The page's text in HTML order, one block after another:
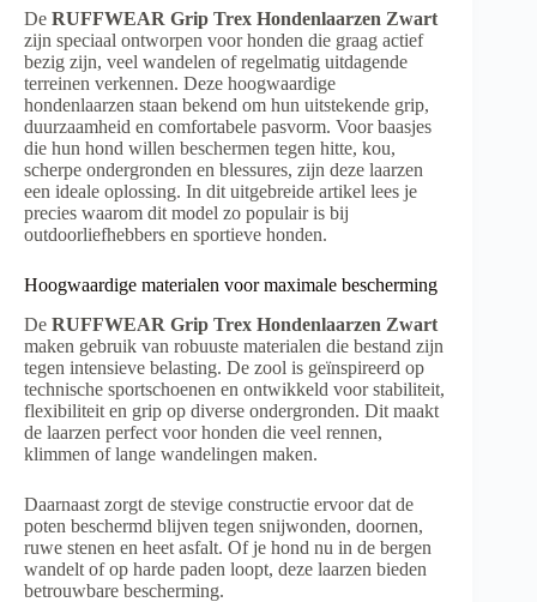
De RUFFWEAR Grip Trex Hondenlaarzen Zwart
zijn speciaal ontworpen voor honden die graag actief
bezig zijn, veel wandelen of regelmatig uitdagende
terreinen verkennen. Deze hoogwaardige
hondenlaarzen staan bekend om hun uitstekende grip,
duurzaamheid en comfortabele pasvorm. Voor baasjes
die hun hond willen beschermen tegen hitte, kou,
scherpe ondergronden en blessures, zijn deze laarzen
een ideale oplossing. In dit uitgebreide artikel lees je
precies waarom dit model zo populair is bij
outdoorliefhebbers en sportieve honden.
Hoogwaardige materialen voor maximale bescherming
De RUFFWEAR Grip Trex Hondenlaarzen Zwart
maken gebruik van robuuste materialen die bestand zijn
tegen intensieve belasting. De zool is geïnspireerd op
technische sportschoenen en ontwikkeld voor stabiliteit,
flexibiliteit en grip op diverse ondergronden. Dit maakt
de laarzen perfect voor honden die veel rennen,
klimmen of lange wandelingen maken.
Daarnaast zorgt de stevige constructie ervoor dat de
poten beschermd blijven tegen snijwonden, doornen,
ruwe stenen en heet asfalt. Of je hond nu in de bergen
wandelt of op harde paden loopt, deze laarzen bieden
betrouwbare bescherming.